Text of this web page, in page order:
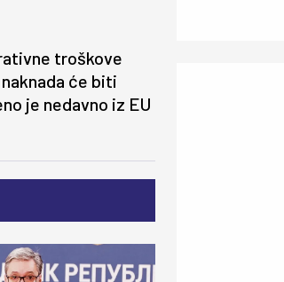
troškove
će biti
je nedavno iz EU